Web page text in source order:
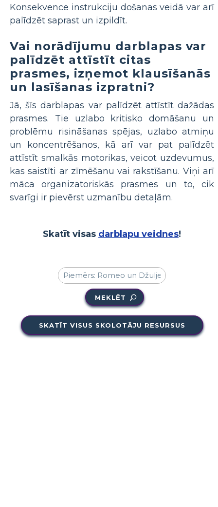
Konsekvence instrukciju došanas veidā var arī
palīdzēt saprast un izpildīt.
Vai norādījumu darblapas var
palīdzēt attīstīt citas
prasmes, izņemot klausīšanās
un lasīšanas izpratni?
Jā, šīs darblapas var palīdzēt attīstīt dažādas
prasmes. Tie uzlabo kritisko domāšanu un
problēmu risināšanas spējas, uzlabo atmiņu
un koncentrēšanos, kā arī var pat palīdzēt
attīstīt smalkās motorikas, veicot uzdevumus,
kas saistīti ar zīmēšanu vai rakstīšanu. Viņi arī
māca organizatoriskās prasmes un to, cik
svarīgi ir pievērst uzmanību detaļām.
Skatīt visas darblapu veidnes!
MEKLĒT
SKATĪT VISUS SKOLOTĀJU RESURSUS